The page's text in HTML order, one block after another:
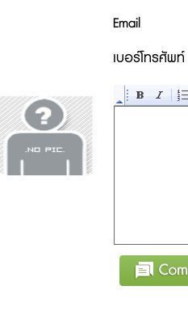
Email
เบอร์โทรศัพท์